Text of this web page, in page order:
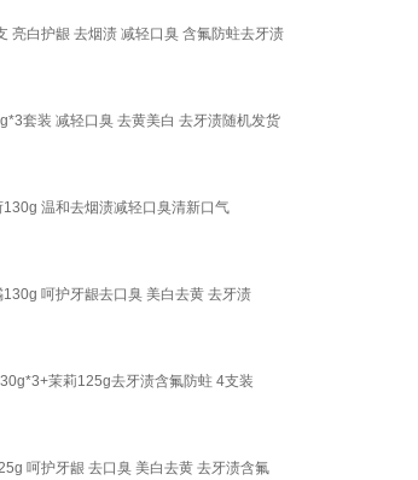
亮白护龈 去烟渍 减轻口臭 含氟防蛀去牙渍
套装 减轻口臭 去黄美白 去牙渍随机发货
温和去烟渍减轻口臭清新口气
呵护牙龈去口臭 美白去黄 去牙渍
茉莉125g去牙渍含氟防蛀 4支装
呵护牙龈 去口臭 美白去黄 去牙渍含氟